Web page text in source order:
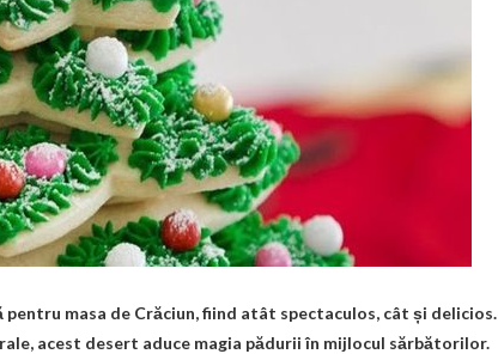
masa de Crăciun, fiind atât spectaculos, cât și delicios.
acest desert aduce magia pădurii în mijlocul sărbătorilor.